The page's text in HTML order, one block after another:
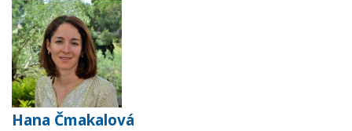
Hana Čmakalová